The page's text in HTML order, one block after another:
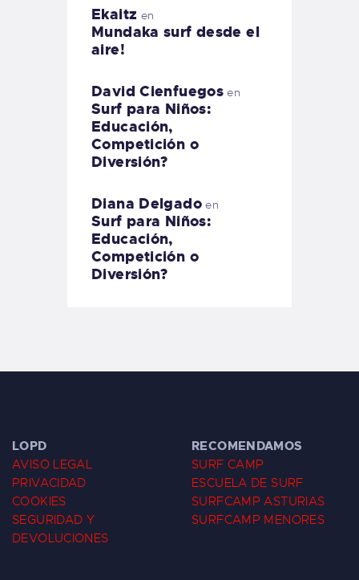
Ekaitz en
Mundaka surf desde el
aire!
David Cienfuegos en
Surf para Niños:
Educación,
Competición o
Diversión?
Diana Delgadoen
Surf para Niños:
Educación,
Competición o
Diversión?
LOPD
AVISO LEGAL
PRIVACIDAD
COOKIES
SEGURIDAD Y
DEVOLUCIONES
RECOMENDAMOS
SURF CAMP
ESCUELA DE SURF
SURFCAMP ASTURIAS
SURFCAMP MENORES